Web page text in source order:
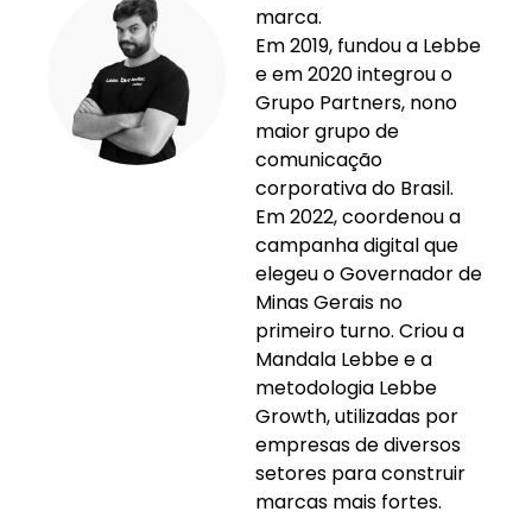
marca.
Em 2019, fundou a Lebbe
e em 2020 integrou o
Grupo Partners, nono
maior grupo de
comunicação
corporativa do Brasil.
Em 2022, coordenou a
campanha digital que
elegeu o Governador de
Minas Gerais no
primeiro turno. Criou a
Mandala Lebbe e a
metodologia Lebbe
Growth, utilizadas por
empresas de diversos
setores para construir
marcas mais fortes.